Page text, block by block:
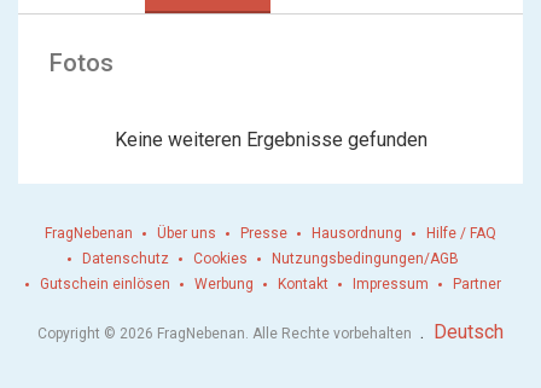
Fotos
Keine weiteren Ergebnisse gefunden
FragNebenan Über uns Presse Hausordnung
Hilfe / FAQ
Datenschutz
Cookies
Nutzungsbedingungen/AGB
Gutschein einlösen
Werbung Kontakt Impressum Partner
Copyright © 2026 FragNebenan. Alle Rechte vorbehalten . Deutsch